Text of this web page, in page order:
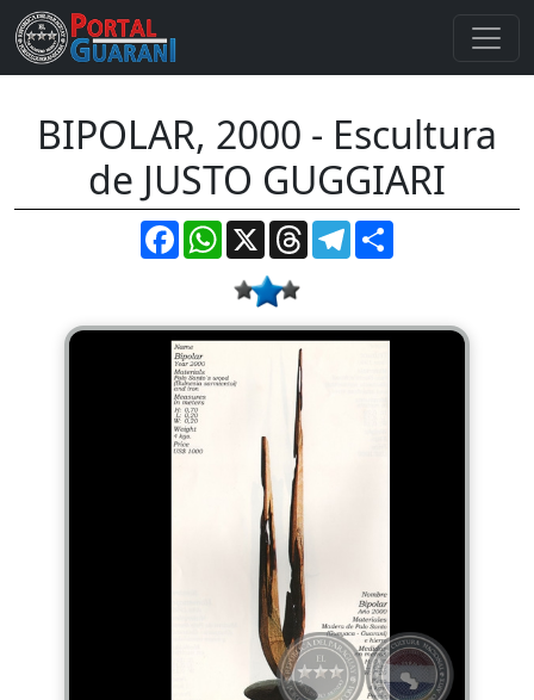
BIPOLAR, 2000 - Escultura
de JUSTO GUGGIARI
FacebookWhatsApp
X ThreadsTelegram